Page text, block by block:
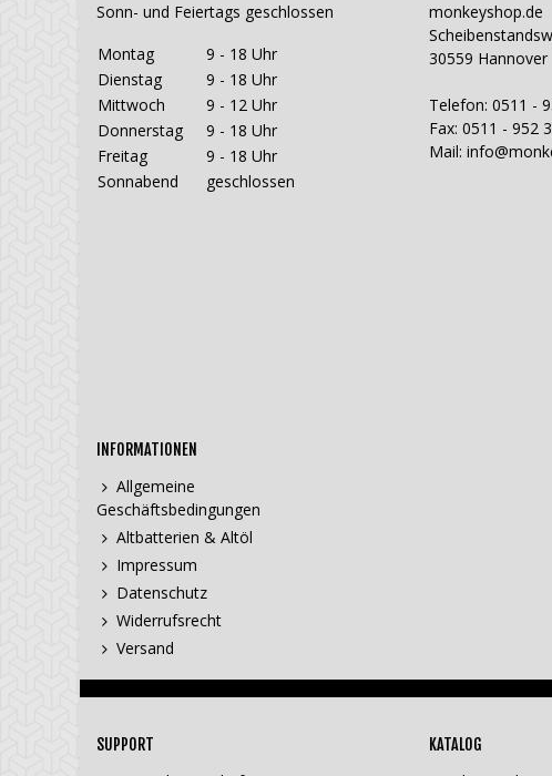
Sonn- und Feiertags geschlossen
Montag
9 - 18 Uhr
Dienstag
9 - 18 Uhr
Mittwoch
9 - 12 Uhr
Donnerstag
9 - 18 Uhr
Freitag
9 - 18 Uhr
Sonnabend
geschlossen
monkeyshop.de
30559 Hannover
Telefon: 0511 -
Fax: 0511 - 952
Mail:
INFORMATIONEN
Allgemeine
Geschäftsbedingungen
Altbatterien & Altöl
Impressum
Datenschutz
Widerrufsrecht
Versand
SUPPORT KATALOG